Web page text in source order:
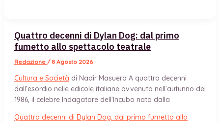
Quattro decenni di Dylan Dog: dal primo
fumetto allo spettacolo teatrale
Redazione / 8 Agosto 2026
Cultura e Società di Nadir Masuero A quattro decenni
dall’esordio nelle edicole italiane avvenuto nell’autunno del
1986, il celebre Indagatore dell’Incubo nato dalla
Quattro decenni di Dylan Dog: dal primo fumetto allo